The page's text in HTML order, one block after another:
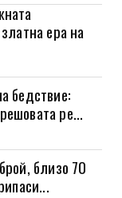
ера на
бедствие:
ре...
близо 70